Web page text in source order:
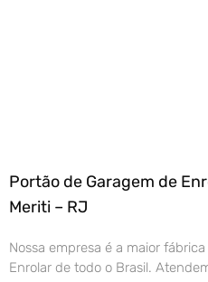
Portão de Garagem de
Meriti – RJ
Nossa empresa é a maior
Enrolar de todo o Brasil.